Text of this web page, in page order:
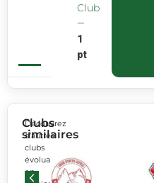
Club
—
1
pt
Clubs
similaires
Découvrez
d’autres
clubs
évoluant
en